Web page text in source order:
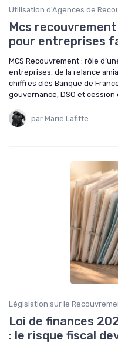
Utilisation d'Agences de
Mcs
pour entreprises
MCS Recouvrement : rôle
entreprises, de la relance
chiffres clés Banque de
gouvernance, DSO et cession
par Marie Lafitte
Législation sur le
Loi de finances
: le risque fiscal